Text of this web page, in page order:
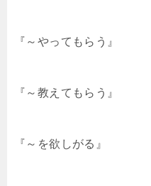
『～やってもらう』
『～教えてもらう』
『～を欲しがる』